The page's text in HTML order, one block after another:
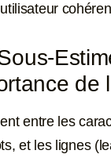
de
entre les
et les lignes